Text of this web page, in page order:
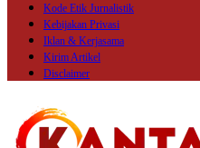
Kode Etik Jurnalistik
Kebijakan Privasi
Iklan & Kerjasama
Kirim Artikel
Disclaimer